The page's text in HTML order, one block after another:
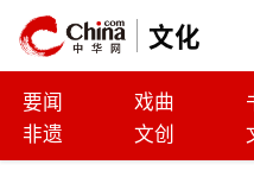
文化
要闻 戏曲
非遗
文创